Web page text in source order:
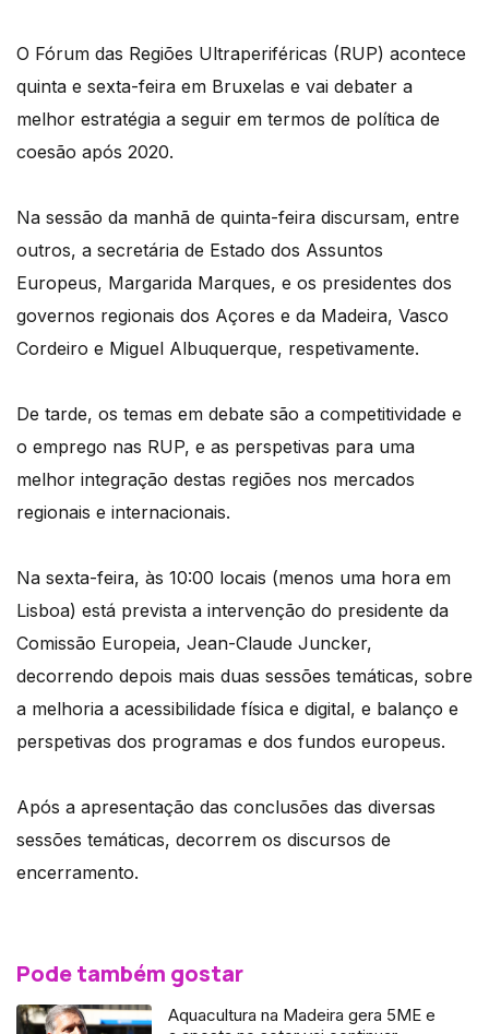
O Fórum das Regiões Ultraperiféricas (RUP) acontece
quinta e sexta-feira em Bruxelas e vai debater a
melhor estratégia a seguir em termos de política de
coesão após 2020.
Na sessão da manhã de quinta-feira discursam, entre
outros, a secretária de Estado dos Assuntos
Europeus, Margarida Marques, e os presidentes dos
governos regionais dos Açores e da Madeira, Vasco
Cordeiro e Miguel Albuquerque, respetivamente.
De tarde, os temas em debate são a competitividade e
o emprego nas RUP, e as perspetivas para uma
melhor integração destas regiões nos mercados
regionais e internacionais.
Na sexta-feira, às 10:00 locais (menos uma hora em
Lisboa) está prevista a intervenção do presidente da
Comissão Europeia, Jean-Claude Juncker,
decorrendo depois mais duas sessões temáticas, sobre
a melhoria a acessibilidade física e digital, e balanço e
perspetivas dos programas e dos fundos europeus.
Após a apresentação das conclusões das diversas
sessões temáticas, decorrem os discursos de
encerramento.
Pode também gostar
Aquacultura na Madeira gera 5ME e